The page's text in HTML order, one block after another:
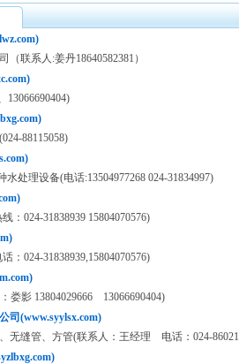
联系人:姜丹18640582381）
13066690404)
88115058)
处理设备(电话:13504977268 024-31834997)
：024-31838939 15804070576)
：024-31838939,15804070576)
娄影 13804029666 13066690404)
司(www.syylsx.com)
无缝管、方管(联系人：王经理 电话：024-